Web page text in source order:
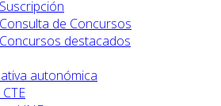
Suscripción
Consulta de Concursos
Concursos destacados
autonómica